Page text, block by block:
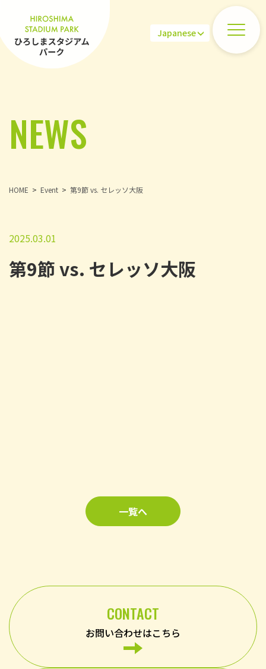
NEWS
HOME Event 第9節 vs. セレッソ大阪
2025.03.01
第9節 vs. セレッソ大阪
一覧へ
CONTACT
お問い合わせはこちら